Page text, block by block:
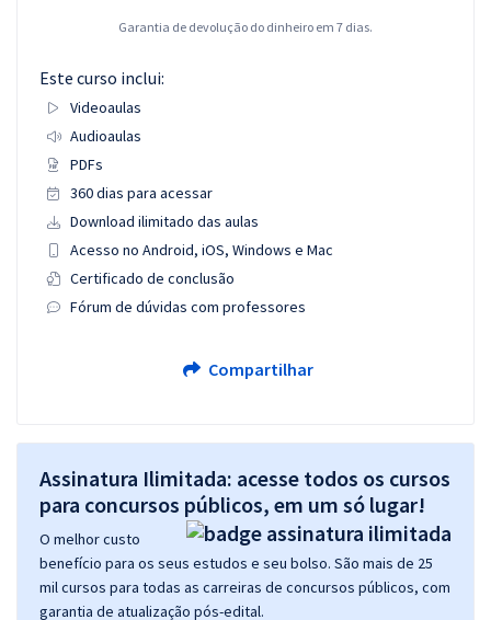
Garantia de devolução do dinheiro em 7 dias.
Este curso inclui:
Videoaulas
Audioaulas
PDFs
360 dias para acessar
Download ilimitado das aulas
Acesso no Android, iOS, Windows e Mac
Certificado de conclusão
Fórum de dúvidas com professores
Compartilhar
Assinatura Ilimitada: acesse todos os cursos
para concursos públicos, em um só lugar!
O melhor custo
benefício para os seus estudos e seu bolso. São mais de 25
mil cursos para todas as carreiras de concursos públicos, com
garantia de atualização pós-edital.